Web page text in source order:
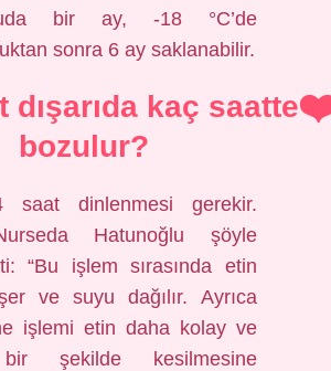
bir ay, -18 °C’de
sonra 6 ay saklanabilir.
dışarıda kaç saatte
bozulur?
saat dinlenmesi gerekir.
Hatunoğlu şöyle
“Bu işlem sırasında etin
ve suyu dağılır. Ayrıca
işlemi etin daha kolay ve
şekilde kesilmesine